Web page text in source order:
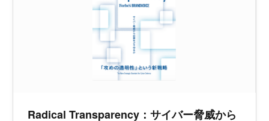
Radical Transparency：サイバー脅威から